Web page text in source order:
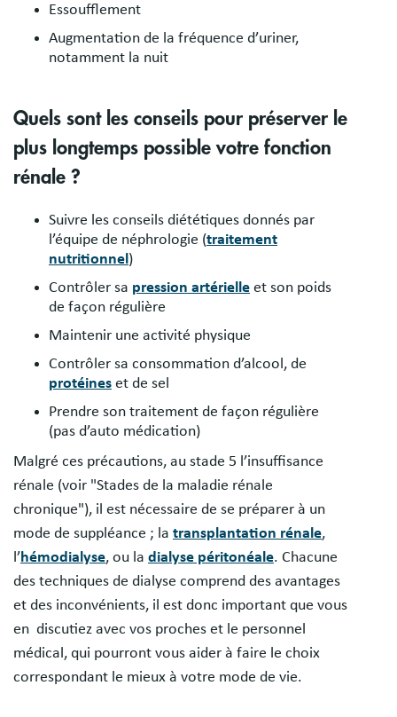
Essoufflement
Augmentation de la fréquence d’uriner,
notamment la nuit
Quels sont les conseils pour préserver le
plus longtemps possible votre fonction
rénale ?
Suivre les conseils diététiques donnés par
l’équipe de néphrologie (traitement
nutritionnel )
Contrôler sa pression artérielle et son poids
de façon régulière
Maintenir une activité physique
Contrôler sa consommation d’alcool, de
protéines et de sel
Prendre son traitement de façon régulière
(pas d’auto médication)
Malgré ces précautions, au stade 5 l’insuffisance
rénale (voir "Stades de la maladie rénale
chronique"), il est nécessaire de se préparer à un
mode de suppléance ; la transplantation rénale,
l’hémodialyse, ou la dialyse péritonéale. Chacune
des techniques de dialyse comprend des avantages
et des inconvénients, il est donc important que vous
en discutiez avec vos proches et le personnel
médical, qui pourront vous aider à faire le choix
correspondant le mieux à votre mode de vie.